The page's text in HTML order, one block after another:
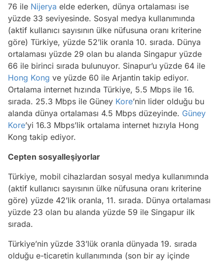
76 ile Nijerya elde ederken, dünya ortalaması ise
yüzde 33 seviyesinde. Sosyal medya kullanımında
(aktif kullanıcı sayısının ülke nüfusuna oranı kriterine
göre) Türkiye, yüzde 52’lik oranla 10. sırada. Dünya
ortalaması yüzde 29 olan bu alanda Singapur yüzde
66 ile birinci sırada bulunuyor. Sinapur’u yüzde 64 ile
Hong Kong ve yüzde 60 ile Arjantin takip ediyor.
Ortalama internet hızında Türkiye, 5.5 Mbps ile 16.
sırada. 25.3 Mbps ile Güney Kore’nin lider olduğu bu
alanda dünya ortalaması 4.5 Mbps düzeyinde. Güney
Kore’yi 16.3 Mbps’lik ortalama internet hızıyla Hong
Kong takip ediyor.
Cepten sosyalleşiyorlar
Türkiye, mobil cihazlardan sosyal medya kullanımında
(aktif kullanıcı sayısının ülke nüfusuna oranı kriterine
göre) yüzde 42’lik oranla, 11. sırada. Dünya ortalaması
yüzde 23 olan bu alanda yüzde 59 ile Singapur ilk
sırada.
Türkiye’nin yüzde 33’lük oranla dünyada 19. sırada
olduğu e-ticaretin kullanımında (son bir ay içinde